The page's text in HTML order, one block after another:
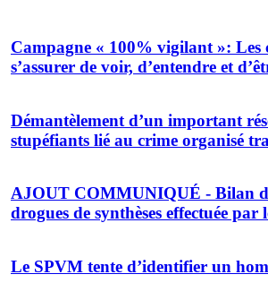
Campagne « 100% vigilant »: Les
s’assurer de voir, d’entendre et
Démantèlement d’un important
stupéfiants lié au crime organisé
AJOUT COMMUNIQUÉ - Bilan
drogues de synthèses effectuée par
Le SPVM tente d’identifier un